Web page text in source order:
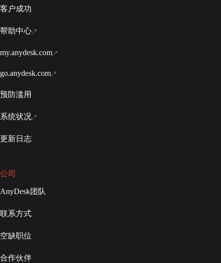
客户成功
帮助中心
my.anydesk.com
go.anydesk.com
预防滥用
系统状况
更新日志
公司
AnyDesk团队
联系方式
空缺职位
合作伙伴